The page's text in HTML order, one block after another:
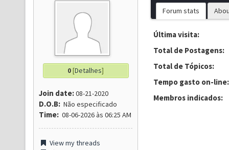
0[Detalhes]
Join date:08-21-2020
D.O.B: Não especificado
Time: 08-06-2026 às 06:25 AM
View my threads
Forum stats
Última visita:
Total de Postagens:
Total de Tópicos:
Tempo gasto on-line:
Membros indicados: